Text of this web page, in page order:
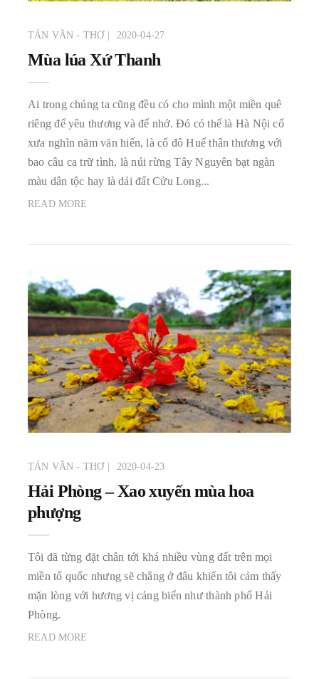
TẢN VĂN - THƠ 2020-04-27
Mùa lúa Xứ Thanh
Ai trong chúng ta cũng đều có cho mình một miền quê
riêng để yêu thương và để nhớ. Đó có thể là Hà Nội cổ
xưa nghìn năm văn hiến, là cố đô Huế thân thương với
bao câu ca trữ tình, là núi rừng Tây Nguyên bạt ngàn
màu dân tộc hay là dải đất Cửu Long...
READ MORE
TẢN VĂN - THƠ 2020-04-23
Hải Phòng – Xao xuyến mùa hoa
phượng
Tôi đã từng đặt chân tới khá nhiều vùng đất trên mọi
miền tổ quốc nhưng sẽ chẳng ở đâu khiến tôi cảm thấy
mặn lòng với hương vị cảng biển như thành phố Hải
Phòng.
READ MORE